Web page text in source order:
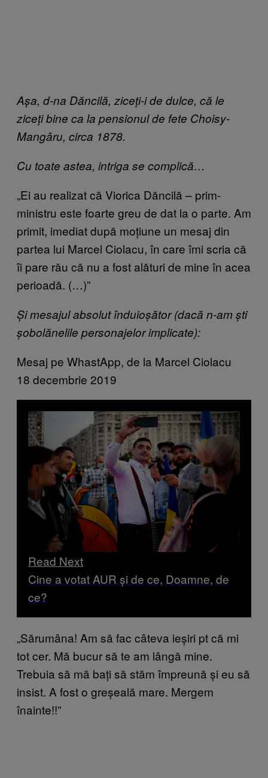
Așa, d-na Dăncilă, ziceți-i de dulce, că le
ziceți bine ca la pensionul de fete Choisy-
Mangâru, circa 1878.
Cu toate astea, intriga se complică…
„Ei au realizat că Viorica Dăncilă – prim-
ministru este foarte greu de dat la o parte. Am
primit, imediat după moțiune un mesaj din
partea lui Marcel Ciolacu, în care îmi scria că
îi pare rău că nu a fost alături de mine în acea
perioadă. (…)”
Și mesajul absolut înduioșător (dacă n-am ști
șobolănelile personajelor implicate):
Mesaj pe WhastApp, de la Marcel Ciolacu
18 decembrie 2019
Read Next
Cine a votat AUR și de ce, Doamne, de
ce?
„Sărumâna! Am să fac câteva ieșiri pt că mi
tot cer. Mă bucur să te am lângă mine.
Trebuia să mă bați să stăm împreună și eu să
insist. A fost o greșeală mare. Mergem
înainte!!”